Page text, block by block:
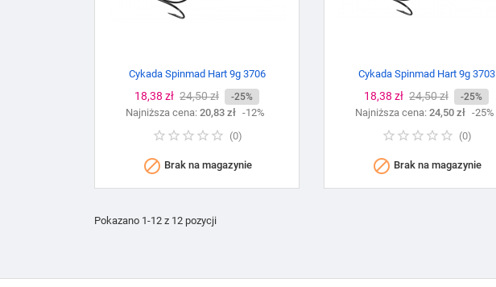
Cykada Spinmad Hart 9g 3706
Cena
18,38 zł Cena
podstawowa
24,50 zł -25%
Najniższa cena: 20,83 zł -12%
(0)
 Brak na magazynie
Cykada Spinmad Hart 9g 3703
Cena
18,38 zł Cena
podstawowa
24,50 zł -25%
Najniższa cena: 24,50 zł -25%
(0)
 Brak na magazynie
Pokazano 1-12 z 12 pozycji